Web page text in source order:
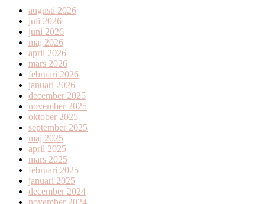
augusti 2026
juli 2026
juni 2026
maj 2026
april 2026
mars 2026
februari 2026
januari 2026
december 2025
november 2025
oktober 2025
september 2025
maj 2025
april 2025
mars 2025
februari 2025
januari 2025
december 2024
november 2024